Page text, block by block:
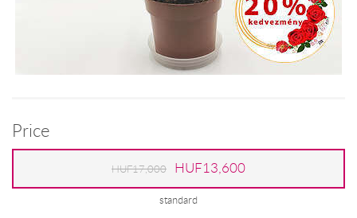
Price
HUF17,000 HUF13,600
standard